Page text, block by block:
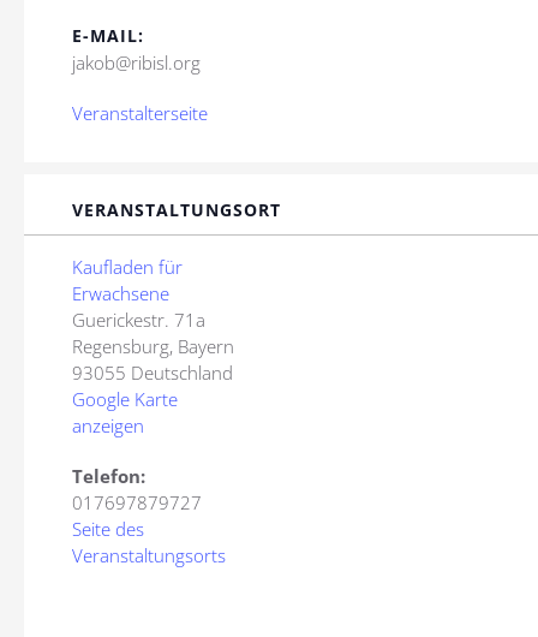
E-MAIL:
jakob@ribisl.org
Veranstalterseite
VERANSTALTUNGSORT
Kaufladen für
Erwachsene
Guerickestr. 71a
Regensburg, Bayern
93055 Deutschland
Google Karte
anzeigen
Telefon:
017697879727
Seite des
Veranstaltungsorts